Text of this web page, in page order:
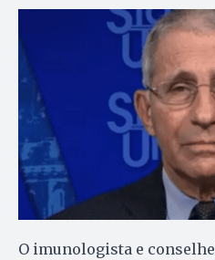
O imunologista e